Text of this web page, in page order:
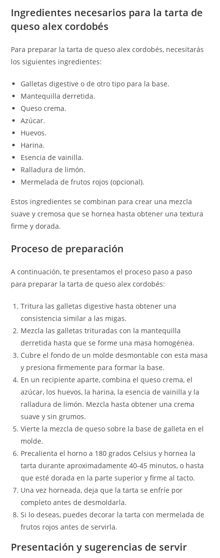
Ingredientes necesarios para la tarta de
queso alex cordobés
Para preparar la tarta de queso alex cordobés, necesitarás
los siguientes ingredientes:
Galletas digestive o de otro tipo para la base.
Mantequilla derretida.
Queso crema.
Azúcar.
Huevos.
Harina.
Esencia de vainilla.
Ralladura de limón.
Mermelada de frutos rojos (opcional).
Estos ingredientes se combinan para crear una mezcla
suave y cremosa que se hornea hasta obtener una textura
firme y dorada.
Proceso de preparación
A continuación, te presentamos el proceso paso a paso
para preparar la tarta de queso alex cordobés:
Tritura las galletas digestive hasta obtener una
consistencia similar a las migas.
Mezcla las galletas trituradas con la mantequilla
derretida hasta que se forme una masa homogénea.
Cubre el fondo de un molde desmontable con esta masa
y presiona firmemente para formar la base.
En un recipiente aparte, combina el queso crema, el
azúcar, los huevos, la harina, la esencia de vainilla y la
ralladura de limón. Mezcla hasta obtener una crema
suave y sin grumos.
Vierte la mezcla de queso sobre la base de galleta en el
molde.
Precalienta el horno a 180 grados Celsius y hornea la
tarta durante aproximadamente 40-45 minutos, o hasta
que esté dorada en la parte superior y firme al tacto.
Una vez horneada, deja que la tarta se enfríe por
completo antes de desmoldarla.
Si lo deseas, puedes decorar la tarta con mermelada de
frutos rojos antes de servirla.
Presentación y sugerencias de servir